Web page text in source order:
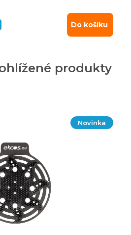
Do košíku
produkty
Novinka